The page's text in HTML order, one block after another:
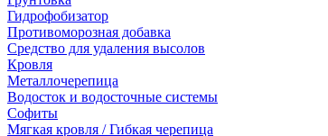
Гидрофобизатор
Противоморозная добавка
Средство для удаления высолов
Кровля
Металлочерепица
Водосток и водосточные системы
Софиты
Мягкая кровля / Гибкая черепица